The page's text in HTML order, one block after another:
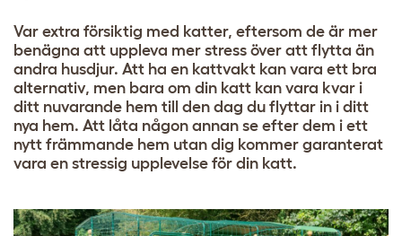
Var extra försiktig med katter, eftersom de är mer
benägna att uppleva mer stress över att flytta än
andra husdjur. Att ha en kattvakt kan vara ett bra
alternativ, men bara om din katt kan vara kvar i
ditt nuvarande hem till den dag du flyttar in i ditt
nya hem. Att låta någon annan se efter dem i ett
nytt främmande hem utan dig kommer garanterat
vara en stressig upplevelse för din katt.